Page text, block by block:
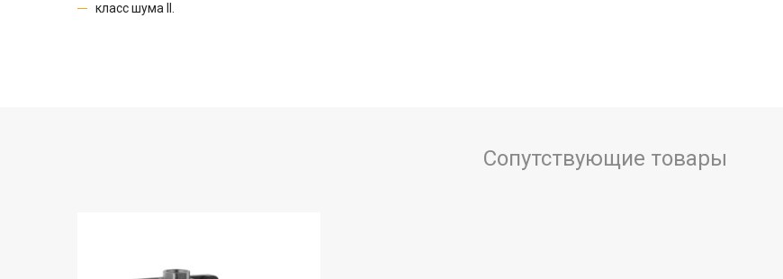
класс шума II.
Сопутствующие товары